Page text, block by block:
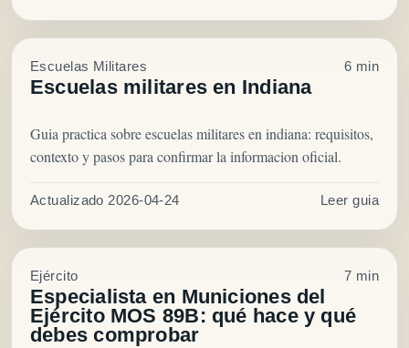
Escuelas Militares 6 min
Escuelas militares en Indiana
Guia practica sobre escuelas militares en indiana: requisitos,
contexto y pasos para confirmar la informacion oficial.
Actualizado 2026-04-24 Leer guia
Ejército 7 min
Especialista en Municiones del
Ejército MOS 89B: qué hace y qué
debes comprobar